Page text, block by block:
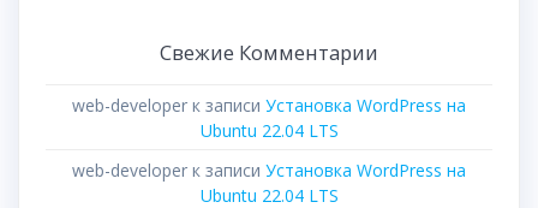
Свежие Комментарии
web-developer к записи Установка WordPress на
Ubuntu 22.04 LTS
web-developer к записи Установка WordPress на
Ubuntu 22.04 LTS